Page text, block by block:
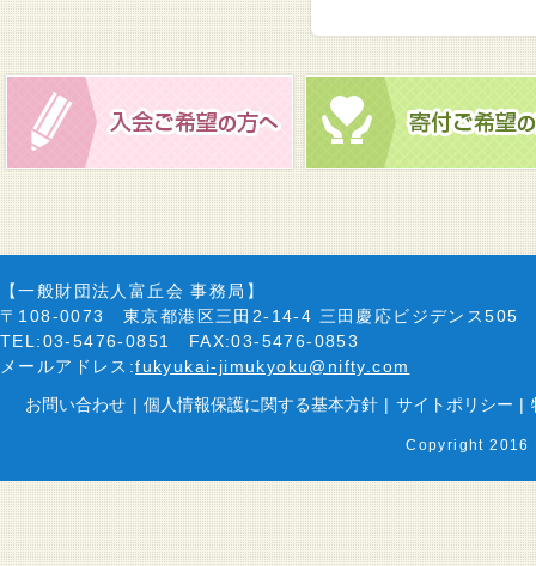
【一般財団法人富丘会 事務局】
〒108-0073 東京都港区三田2-14-4 三田慶応ビジデンス505
TEL:03-5476-0851 FAX:03-5476-0853
メールアドレス:fukyukai-jimukyoku@nifty.com
お問い合わせ | 個人情報保護に関する基本方針 | サイトポリシー |
Copyright 2016